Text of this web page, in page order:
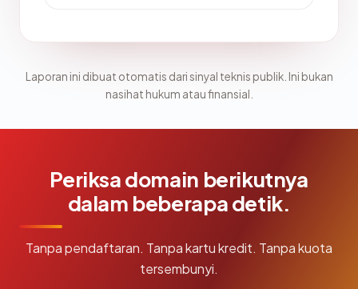
Laporan ini dibuat otomatis dari sinyal teknis publik. Ini bukan
nasihat hukum atau finansial.
Periksa domain berikutnya
dalam beberapa detik.
Tanpa pendaftaran. Tanpa kartu kredit. Tanpa kuota
tersembunyi.